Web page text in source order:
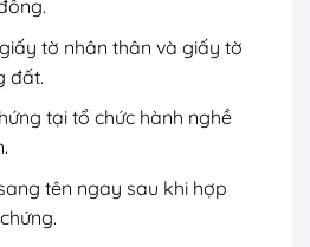
tờ nhân thân và giấy tờ
đất.
tại tổ chức hành nghề
tên ngay sau khi hợp